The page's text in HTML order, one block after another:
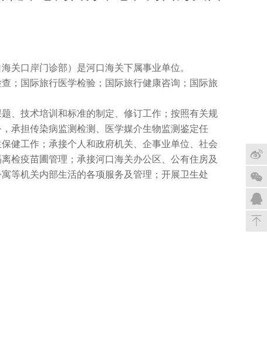
关口岸门诊部）是河口海关下属事业单位。
；国际旅行医学检验；国际旅行健康咨询；国际旅
、技术培训和标准的制定、修订工作；按照有关规
承担传染病监测检测、医学媒介生物监测鉴定任
健工作；承接个人和政府机关、企事业单位、社会
检疫苗圃管理；承接河口海关办公区、公有住房及
等机关内部生活的各项服务及管理；开展卫生处
浪微
博
在线